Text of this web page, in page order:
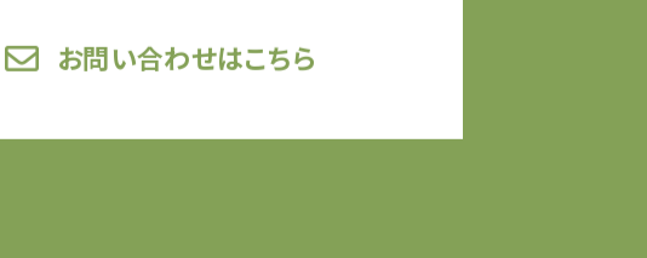
お問い合わせはこちら